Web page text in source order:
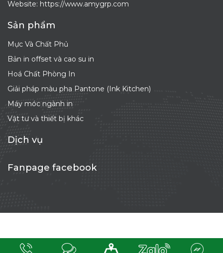
Website: https://www.amygrp.com
Sản phẩm
Mực Và Chất Phủ
Bản in offset và cao su in
Hoá Chất Phòng In
Giải pháp màu pha Pantone (Ink Kitchen)
Máy móc ngành in
Vật tư và thiết bị khác
Dịch vụ
Fanpage facebook